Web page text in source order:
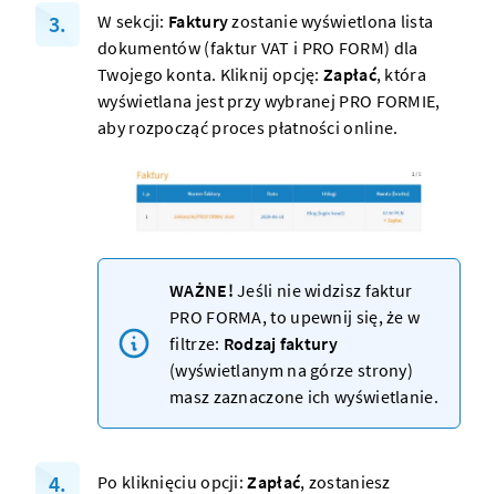
W sekcji: Fakturyzostanie wyświetlona lista
dokumentów (faktur VAT i PRO FORM) dla
Twojego konta. Kliknij opcję:Zapłać, która
wyświetlana jest przy wybranej PRO FORMIE,
aby rozpocząć proces płatności online.
WAŻNE! Jeśli nie widzisz faktur
PRO FORMA, to upewnij się, że w
filtrze: Rodzaj faktury
(wyświetlanym na górze strony)
masz zaznaczone ich wyświetlanie.
Po kliknięciu opcji:Zapłać, zostaniesz